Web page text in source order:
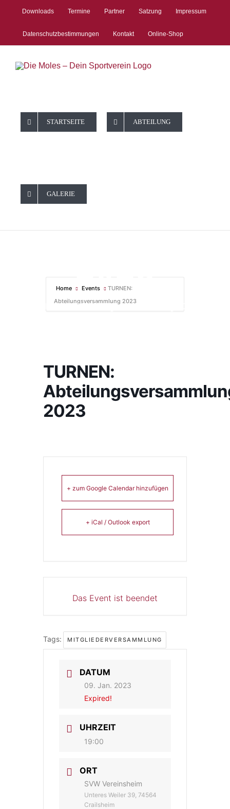
springen
Downloads Termine Partner Satzung Impressum
Datenschutzbestimmungen Kontakt Online-Shop
STARTSEITE ABTEILUNG
GALERIE
TURNEN:
2023
TURNEN: Abteilungsversammlung 2023
Home Events
TURNEN:
Abteilungsversammlung 2023
TURNEN:
2023
+ zum Google Calendar hinzufügen
+ iCal / Outlook export
Das Event ist beendet
Tags: MITGLIEDERVERSAMMLUNG
DATUM
09. Jan. 2023
Expired!
UHRZEIT
19:00
ORT
SVW Vereinsheim
Unteres Weiler 39, 74564
Crailsheim